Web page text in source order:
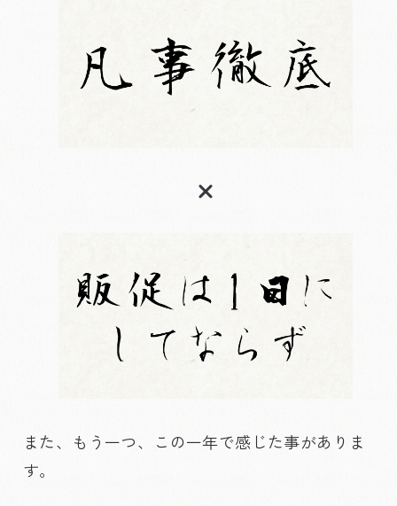
また、もう一つ、この一年で感じた事がありま
す。